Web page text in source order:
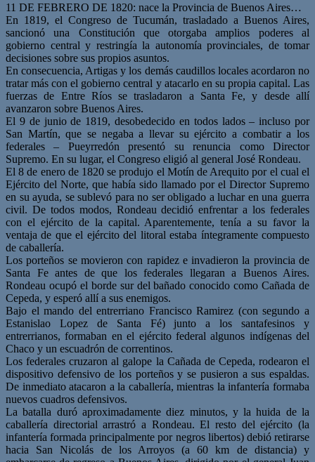
11 DE FEBRERO DE 1820: nace la Provincia de Buenos Aires…
En 1819, el Congreso de Tucumán, trasladado a Buenos Aires,
sancionó una Constitución que otorgaba amplios poderes al
gobierno central y restringía la autonomía provinciales, de tomar
decisiones sobre sus propios asuntos.
En consecuencia, Artigas y los demás caudillos locales acordaron no
tratar más con el gobierno central y atacarlo en su propia capital. Las
fuerzas de Entre Ríos se trasladaron a Santa Fe, y desde allí
avanzaron sobre Buenos Aires.
El 9 de junio de 1819, desobedecido en todos lados – incluso por
San Martín, que se negaba a llevar su ejército a combatir a los
federales – Pueyrredón presentó su renuncia como Director
Supremo. En su lugar, el Congreso eligió al general José Rondeau.
El 8 de enero de 1820 se produjo el Motín de Arequito por el cual el
Ejército del Norte, que había sido llamado por el Director Supremo
en su ayuda, se sublevó para no ser obligado a luchar en una guerra
civil. De todos modos, Rondeau decidió enfrentar a los federales
con el ejército de la capital. Aparentemente, tenía a su favor la
ventaja de que el ejército del litoral estaba íntegramente compuesto
de caballería.
Los porteños se movieron con rapidez e invadieron la provincia de
Santa Fe antes de que los federales llegaran a Buenos Aires.
Rondeau ocupó el borde sur del bañado conocido como Cañada de
Cepeda, y esperó allí a sus enemigos.
Bajo el mando del entrerriano Francisco Ramirez (con segundo a
Estanislao Lopez de Santa Fé) junto a los santafesinos y
entrerrianos, formaban en el ejército federal algunos indígenas del
Chaco y un escuadrón de correntinos.
Los federales cruzaron al galope la Cañada de Cepeda, rodearon el
dispositivo defensivo de los porteños y se pusieron a sus espaldas.
De inmediato atacaron a la caballería, mientras la infantería formaba
nuevos cuadros defensivos.
La batalla duró aproximadamente diez minutos, y la huida de la
caballería directorial arrastró a Rondeau. El resto del ejército (la
infantería formada principalmente por negros libertos) debió retirarse
hacia San Nicolás de los Arroyos (a 60 km de distancia) y